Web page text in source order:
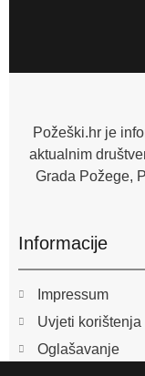
Požeški.hr je
aktualnim
Grada Požege,
Informacije
Impressum
Uvjeti korištenja
Oglašavanje